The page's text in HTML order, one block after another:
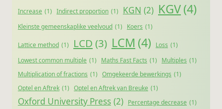
Increase (1) Indirect proportion (1) KGN (2) KGV(4)
Kleinste gemeenskaplike veelvoud (1) Koers (1)
Lattice method (1) LCD (3) LCM (4) Loss (1)
Lowest common multiple (1) Maths Fast Facts (1) Multiples (1)
Multiplication of fractions (1) Omgekeerde bewerkings (1)
Optel en Aftrek (1) Optel en Aftrek van Breuke (1)
Oxford University Press (2) Percentage decrease (1)